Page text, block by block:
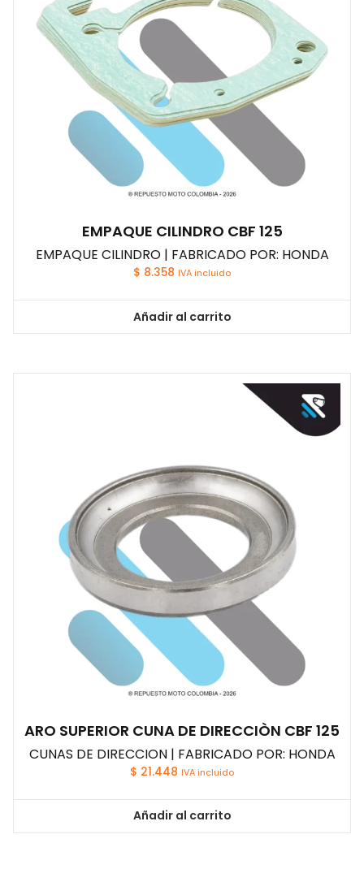
EMPAQUE CILINDRO CBF 125
EMPAQUE CILINDRO | FABRICADO POR: HONDA
$ 8.358 IVA incluido
Añadir al carrito
ARO SUPERIOR CUNA DE DIRECCIÒN CBF 125
CUNAS DE DIRECCION | FABRICADO POR: HONDA
$ 21.448 IVA incluido
Añadir al carrito